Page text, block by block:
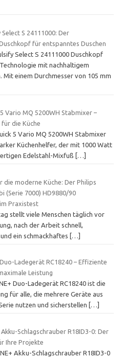
S 24111000: Der
für entspanntes Duschen
Select S 24111000 Duschkopf
mit nachhaltigem
Mit einem Durchmesser von 105 mm
Vario MQ 5200WH Stabmixer –
die Küche
5 Vario MQ 5200WH Stabmixer
Küchenhelfer, der mit 1000 Watt
Edelstahl-Mixfuß
[…]
die moderne Küche: Der Philips
(Serie 7000) HD9880/90
Praxistest
stellt viele Menschen täglich vor
nach der Arbeit schnell,
ein schmackhaftes
[…]
Ladegerät RC18240 – Effiziente
Leistung
Duo-Ladegerät RC18240 ist die
für alle, die mehrere Geräte aus
nutzen und sicherstellen
[…]
Akku-Schlagschrauber R18ID3-0: Der
Ihre Projekte
Akku-Schlagschrauber R18ID3-0